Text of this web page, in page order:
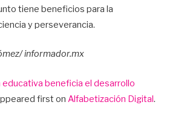
tiene beneficios para la
y perseverancia.
informador.mx
educativa beneficia el desarrollo
first on Alfabetización Digital.